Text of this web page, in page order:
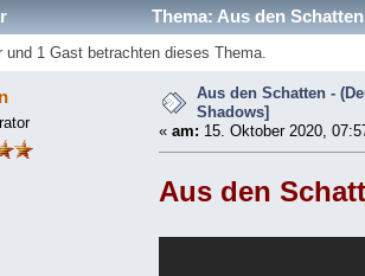
Thema: Aus den
und 1 Gast betrachten dieses Thema.
Aus den Schatten -
Shadows]
« am: 15. Oktober 2020,
Aus den